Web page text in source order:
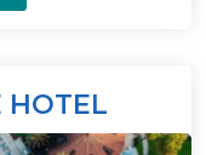
HOTEL